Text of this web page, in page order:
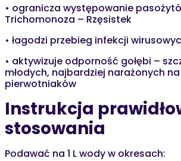
• ogranicza występowanie
Trichomonoza – Rzęsistek
• łagodzi przebieg infekcji
• aktywizuje odporność gołębi –
młodych, najbardziej narażonych
pierwotniaków
Instrukcja
stosowania
Podawać na 1 L wody w okresach: